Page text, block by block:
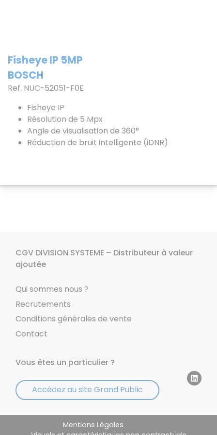
Fisheye IP 5MP
BOSCH
Ref. NUC-52051-F0E
Fisheye IP
Résolution de 5 Mpx
Angle de visualisation de 360°
Réduction de bruit intelligente (iDNR)
CGV DIVISION SYSTEME – Distributeur à valeur
ajoutée
Qui sommes nous ?
Recrutements
Conditions générales de vente
Contact
Vous êtes un particulier ?
Accédez au site Grand Public
Mentions Légales